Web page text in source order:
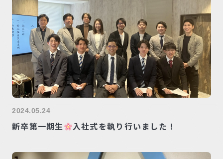
2024.05.24
新卒第一期生 入社式を執り行いました！